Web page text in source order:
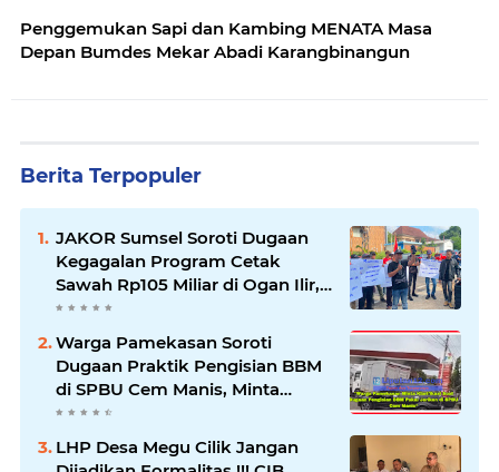
Penggemukan Sapi dan Kambing MENATA Masa
Depan Bumdes Mekar Abadi Karangbinangun
Berita Terpopuler
JAKOR Sumsel Soroti Dugaan
Kegagalan Program Cetak
Sawah Rp105 Miliar di Ogan Ilir,
Desak Kadis Pertanian Mundur
Warga Pamekasan Soroti
Dugaan Praktik Pengisian BBM
di SPBU Cem Manis, Minta
Klarifikasi dan Pengawasan
LHP Desa Megu Cilik Jangan